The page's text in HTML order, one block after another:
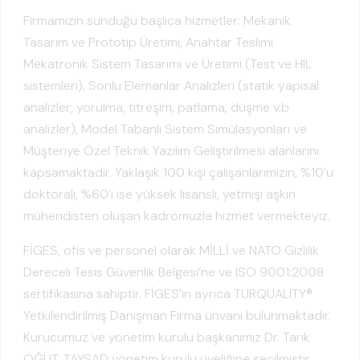
Firmamızın sunduğu başlıca hizmetler: Mekanik
Tasarım ve Prototip Üretimi, Anahtar Teslimi
Mekatronik Sistem Tasarımı ve Üretimi (Test ve HIL
sistemleri), Sonlu Elemanlar Analizleri (statik yapısal
analizler; yorulma, titreşim, patlama, düşme v.b
analizler), Model Tabanlı Sistem Simülasyonları ve
Müşteriye Özel Teknik Yazılım Geliştirilmesi alanlarını
kapsamaktadır. Yaklaşık 100 kişi çalışanlarımızın, %10’u
doktoralı, %60’ı ise yüksek lisanslı, yetmişi aşkın
mühendisten oluşan kadromuzla hizmet vermekteyiz.
FİGES, ofis ve personel olarak MİLLİ ve NATO Gizlilik
Dereceli Tesis Güvenlik Belgesi’ne ve ISO 9001:2008
sertifikasına sahiptir. FİGES’in ayrıca TURQUALITY®
Yetkilendirilmiş Danışman Firma ünvanı bulunmaktadır.
Kurucumuz ve yönetim kurulu başkanımız Dr. Tarık